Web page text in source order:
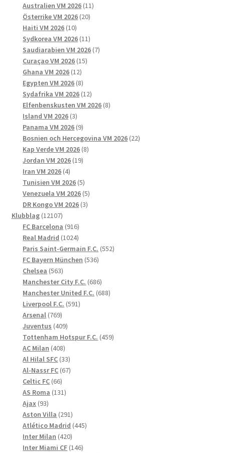
produkter
Australien VM 2026 1111
Österrike VM 2026 2020
Haiti VM 2026 1010
produkter
Sydkorea VM 2026 1111
produkter
Saudiarabien VM 2026 77
Curaçao VM 2026 1515
Ghana VM 2026 1212
produkter
Egypten VM 2026 88
produkter
Sydafrika VM 2026 1212
produkter
Elfenbenskusten VM 2026 88
Island VM 2026 33
produkter
Panama VM 2026 99
produkter
Bosnien och Hercegovina VM 2026 2222
Kap Verde VM 2026 88
Jordan VM 2026 1919
Iran VM 2026 44
produkter
Tunisien VM 2026 55
produkter
Venezuela VM 2026 55
DR Kongo VM 2026 33
Klubblag 1210712107
produkter
FC Barcelona 916916
produkter
Real Madrid 10241024
produkter
Paris Saint-Germain F.C. 552552
FC Bayern München 536536
Chelsea 563563
produkter
Manchester City F.C. 686686
produkter
Manchester United F.C. 688688
Liverpool F.C. 591591
Arsenal 769769
produkter
Juventus 409409
produkter
Tottenham Hotspur F.C. 459459
AC Milan 408408
produkter
Al Hilal SFC 3333
produkter
Al-Nassr FC 6767
Celtic FC 6666
produkter
AS Roma 131131
Ajax 9393
produkter
Aston Villa 291291
produkter
Atlético Madrid 445445
Inter Milan 420420
produkter
Inter Miami CF 146146